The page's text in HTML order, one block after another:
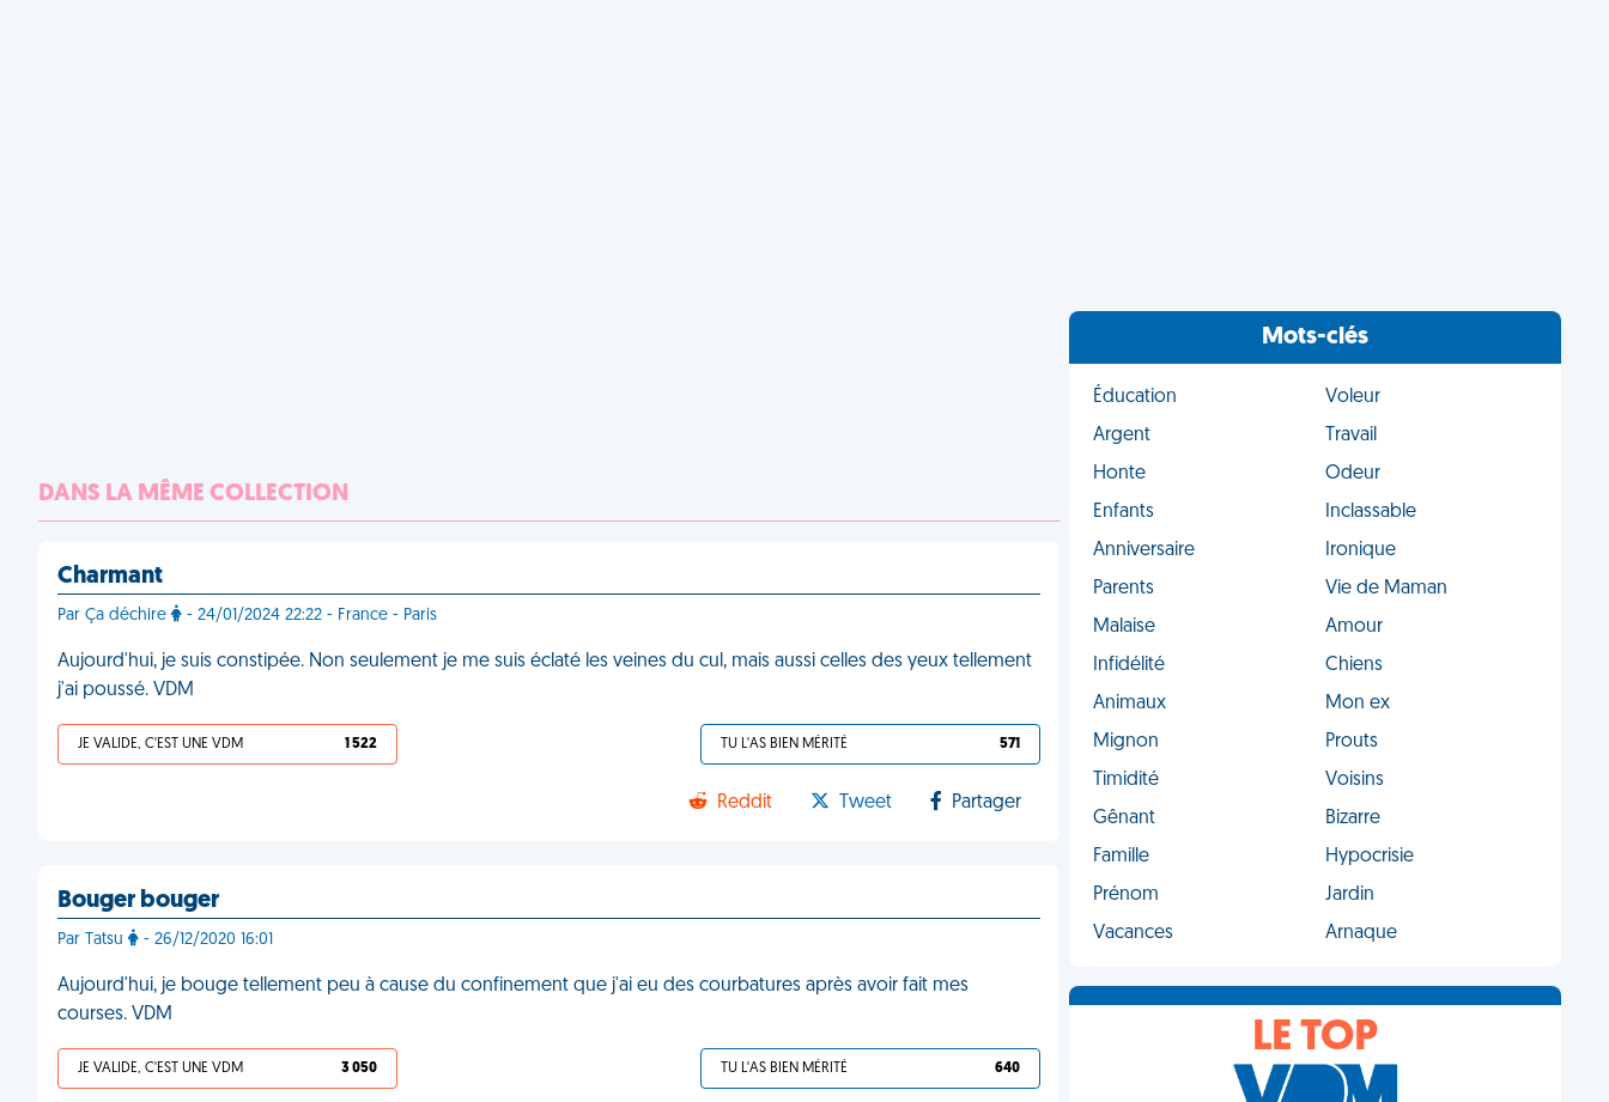
DANS LA MÊME COLLECTION
Charmant
Par Ça déchire - 24/01/2024 22:22 - France - Paris
Aujourd'hui, je suis constipée. Non seulement je me suis éclaté les veines du cul, mais aussi celles des yeux tellement
j'ai poussé. VDM
JE VALIDE, C'EST UNE VDM 1 522 TU L'AS BIEN MÉRITÉ 571
Reddit Tweet Partager
Bouger bouger
Par Tatsu - 26/12/2020 16:01
Aujourd'hui, je bouge tellement peu à cause du confinement que j'ai eu des courbatures après avoir fait mes
courses. VDM
JE VALIDE, C'EST UNE VDM 3 050 TU L'AS BIEN MÉRITÉ 640
Mots-clés
Éducation
Voleur
Argent
Travail
Honte
Odeur
Enfants
Inclassable
Anniversaire
Ironique
Parents
Vie de Maman
Malaise
Amour
Infidélité
Chiens
Animaux
Mon ex
Mignon
Prouts
Timidité
Voisins
Gênant
Bizarre
Famille
Hypocrisie
Prénom
Jardin
Vacances
Arnaque
LE TOP